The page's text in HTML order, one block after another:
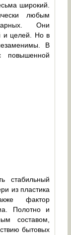
широкий.
любым
Они
и целей. Но в
В
повышенной
стабильный
из пластика
фактор
Полотно и
составом,
бытовых